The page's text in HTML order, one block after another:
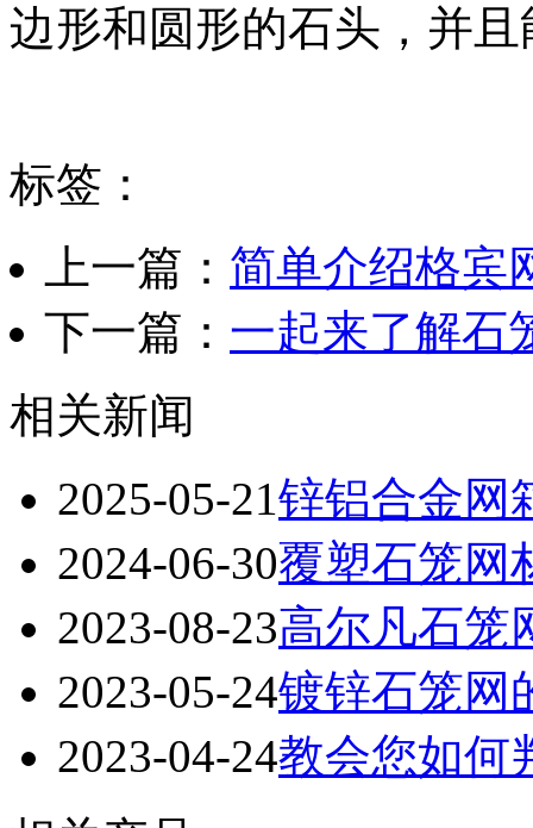
边形和圆形的石头，并
标签：
上一篇： 简单介绍格宾
下一篇： 一起来了解石
相关新闻
2025-05-21锌铝合金网
2024-06-30覆塑石笼网
2023-08-23高尔凡石笼
2023-05-24镀锌石笼网
2023-04-24教会您如何